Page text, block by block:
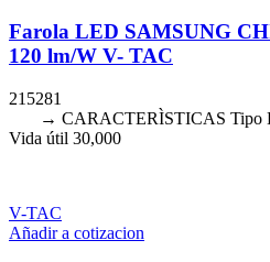
Farola LED SAMSUNG
120 lm/W V- TAC
215281
→ CARACTERÌSTICAS Tipo
Vida útil 30,000
V-TAC
Añadir a cotizacion